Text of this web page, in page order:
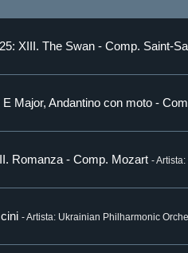
XIII. The Swan - Comp. Saint-
Major, Andantino con moto -
Romanza - Comp. Mozart -
- Artista: Ukrainian Philharmonic